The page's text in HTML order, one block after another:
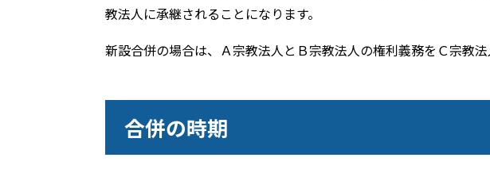
教法人に承継されることになります。
新設合併の場合は、Ａ宗教法人とＢ宗教法人の権利義務をＣ宗教法
合併の時期